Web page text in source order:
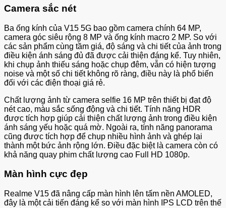
Camera sắc nét
Ba ống kính của V15 5G bao gồm camera chính 64 MP,
camera góc siêu rộng 8 MP và ống kính macro 2 MP. So với
các sản phẩm cùng tầm giá, độ sáng và chi tiết của ảnh trong
điều kiện ánh sáng đủ đã được cải thiện đáng kể. Tuy nhiên,
khi chụp ảnh thiếu sáng hoặc chụp đêm, vẫn có hiện tượng
noise và một số chi tiết không rõ ràng, điều này là phổ biến
đối với các điện thoại giá rẻ.
Chất lượng ảnh từ camera selfie 16 MP trên thiết bị đạt độ
nét cao, màu sắc sống động và chi tiết. Tính năng HDR
được tích hợp giúp cải thiện chất lượng ảnh trong điều kiện
ánh sáng yếu hoặc quá mờ. Ngoài ra, tính năng panorama
cũng được tích hợp để chụp nhiều hình ảnh và ghép lại
thành một bức ảnh rộng lớn. Điều đặc biệt là camera còn có
khả năng quay phim chất lượng cao Full HD 1080p.
Màn hình cực đẹp
Realme V15 đã nâng cấp màn hình lên tấm nền AMOLED,
đây là một cải tiến đáng kể so với màn hình IPS LCD trên thế